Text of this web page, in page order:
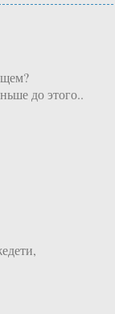
до этого..